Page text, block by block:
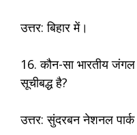
उत्तर: बिहार में।
16. कौन-सा भारतीय
सूचीबद्ध है?
उत्तर: सुंदरबन नेशनल